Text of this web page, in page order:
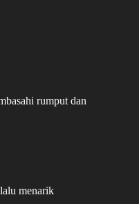
rumput dan
menarik